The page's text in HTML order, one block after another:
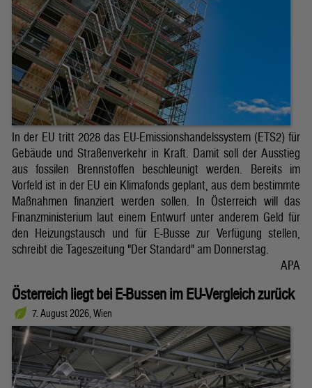
In der EU tritt 2028 das EU-Emissionshandelssystem (ETS2) für
Gebäude und Straßenverkehr in Kraft. Damit soll der Ausstieg
aus fossilen Brennstoffen beschleunigt werden. Bereits im
Vorfeld ist in der EU ein Klimafonds geplant, aus dem bestimmte
Maßnahmen finanziert werden sollen. In Österreich will das
Finanzministerium laut einem Entwurf unter anderem Geld für
den Heizungstausch und für E-Busse zur Verfügung stellen,
schreibt die Tageszeitung "Der Standard" am Donnerstag.
APA
Österreich liegt bei E-Bussen im EU-Vergleich zurück
7. August 2026, Wien